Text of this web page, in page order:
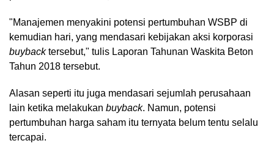
"Manajemen menyakini potensi pertumbuhan WSBP di
kemudian hari, yang mendasari kebijakan aksi korporasi
buybacktersebut," tulis Laporan Tahunan Waskita Beton
Tahun 2018 tersebut.
Alasan seperti itu juga mendasari sejumlah perusahaan
lain ketika melakukan buyback. Namun, potensi
pertumbuhan harga saham itu ternyata belum tentu selalu
tercapai.